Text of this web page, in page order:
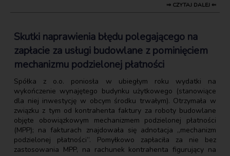
⇒ CZYTAJ DALEJ ⇐
Skutki naprawienia błędu polegającego na
zapłacie za usługi budowlane z pominięciem
mechanizmu podzielonej płatności
Spółka z o.o. poniosła w ubiegłym roku wydatki na
wykończenie wynajętego budynku użytkowego (stanowiące
dla niej inwestycję w obcym środku trwałym). Otrzymała w
związku z tym od kontrahenta faktury za roboty budowlane
objęte obowiązkowym mechanizmem podzielonej płatności
(MPP); na fakturach znajdowała się adnotacja „mechanizm
podzielonej płatności”. Pomyłkowo zapłaciła za nie bez
zastosowania MPP, na rachunek kontrahenta figurujący na